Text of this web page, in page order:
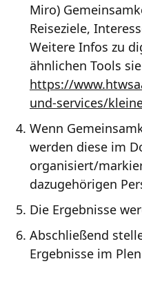
Miro)
Reiseziele,
Weitere Infos zu
ähnlichen Tools
https://
und-services/
Wenn
werden diese im
organisiert/
dazugehörigen
Die Ergebnisse
Abschließend
Ergebnisse im